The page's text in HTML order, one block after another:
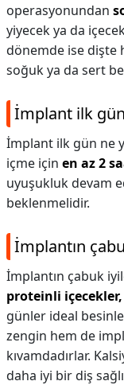
operasyonundan
yiyecek ya da
dönemde ise dişte
soğuk ya da sert
İmplant ilk
İmplant ilk gün ne
içme için en az 2
uyuşukluk devam
beklenmelidir.
İmplantın
İmplantın çabuk
proteinli
günler ideal
zengin hem de
kıvamdadırlar.
daha iyi bir diş